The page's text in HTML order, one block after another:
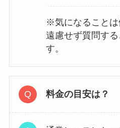
※気になることは
遠慮せず質問す
す。
料金の目安は？